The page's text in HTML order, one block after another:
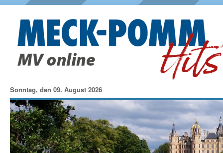
Sonntag, den 09. August 2026